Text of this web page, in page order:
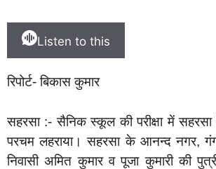
Listen to this
रिपोर्ट- बिकास कुमार
सहरसा :- सैनिक स्कूल की परीक्षा में
परचम लहराया। सहरसा के आनन्द नगर,
निवासी अमित कुमार व पूजा कुमारी की